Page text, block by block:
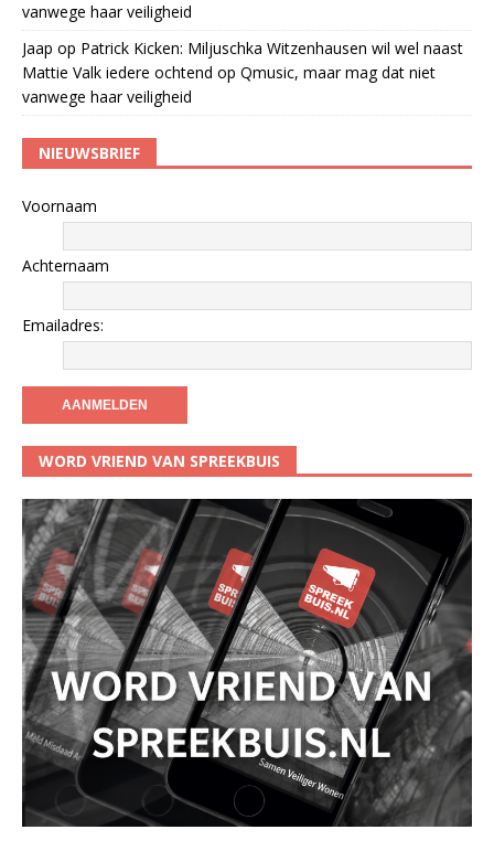
vanwege haar veiligheid
Jaap op Patrick Kicken: Miljuschka Witzenhausen wil wel naast
Mattie Valk iedere ochtend op Qmusic, maar mag dat niet
vanwege haar veiligheid
NIEUWSBRIEF
Voornaam
Achternaam
Emailadres:
WORD VRIEND VAN SPREEKBUIS